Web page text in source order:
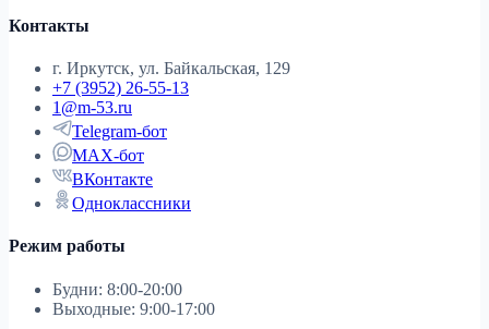
Контакты
г. Иркутск, ул. Байкальская, 129
+7 (3952) 26-55-13
1@m-53.ru
Telegram-бот
MAX-бот
ВКонтакте
Одноклассники
Режим работы
Будни: 8:00-20:00
Выходные: 9:00-17:00